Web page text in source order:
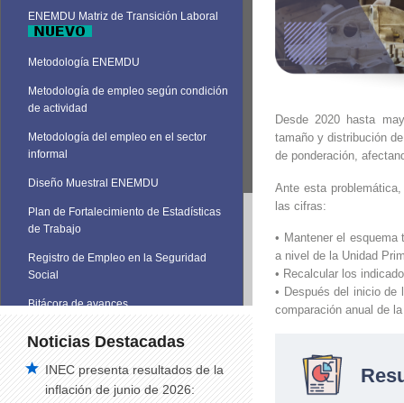
ENEMDU Matriz de Transición Laboral
Metodología ENEMDU
Metodología de empleo según condición
de actividad
Metodología del empleo en el sector
informal
Diseño Muestral ENEMDU
Plan de Fortalecimiento de Estadísticas
de Trabajo
Registro de Empleo en la Seguridad
Social
Bitácora de avances
Noticias Destacadas
INEC presenta resultados de la
inflación de junio de 2026:
Desde 2020 hasta
tamaño y distribución
de ponderación,
Ante esta
las cifras:
• Mantener el
a nivel de la Unidad
• Recalcular los
• Después del inicio de
comparación anual de